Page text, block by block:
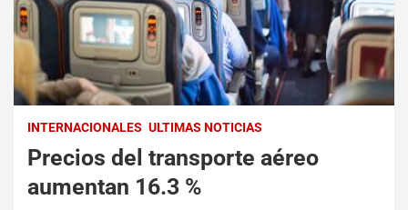
INTERNACIONALES ULTIMAS NOTICIAS
Precios del transporte aéreo
aumentan 16.3 %